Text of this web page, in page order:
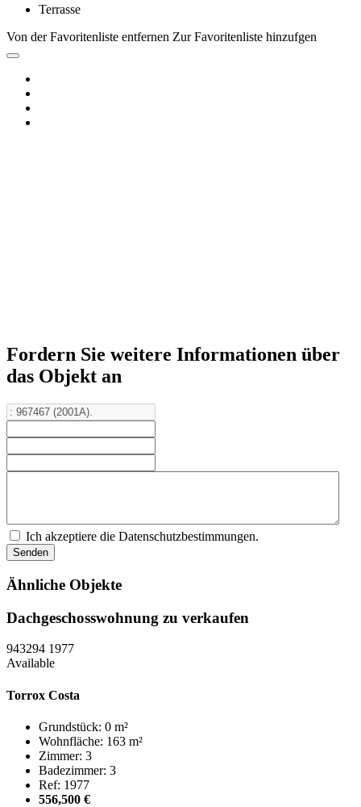
Terrasse
Von der Favoritenliste entfernen Zur Favoritenliste hinzufgen
Fordern Sie weitere Informationen über
das Objekt an
Ich akzeptiere die Datenschutzbestimmungen.
Ähnliche Objekte
Dachgeschosswohnung zu verkaufen
943294 1977
Available
Torrox Costa
Grundstück: 0 m²
Wohnfläche: 163 m²
Zimmer: 3
Badezimmer: 3
Ref: 1977
556,500 €